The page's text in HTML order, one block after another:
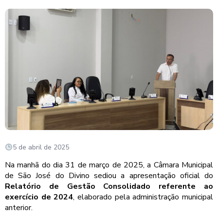
5 de abril de 2025
Na manhã do dia 31 de março de 2025, a Câmara Municipal
de São José do Divino sediou a apresentação oficial do
Relatório de Gestão Consolidado referente ao
exercício de 2024, elaborado pela administração municipal
anterior.